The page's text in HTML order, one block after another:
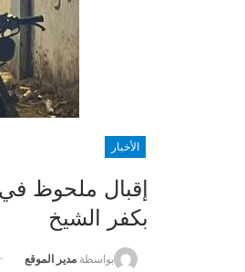
الأخبار
إقبال ملحوظ
بكفر الشيخ
بواسطة مدير الموقع